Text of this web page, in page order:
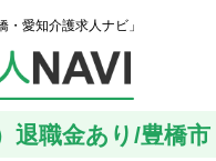
愛知介護求人ナビ」
職金あり/豊橋市